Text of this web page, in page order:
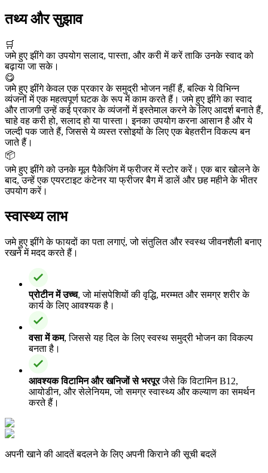
तथ्य और सुझाव
🛒
जमे हुए झींगे का उपयोग सलाद, पास्ता, और करी में करें ताकि उनके स्वाद को
बढ़ाया जा सके।
😋
जमे हुए झींगे केवल एक प्रकार के समुद्री भोजन नहीं हैं, बल्कि ये विभिन्न
व्यंजनों में एक महत्वपूर्ण घटक के रूप में काम करते हैं। जमे हुए झींगे का स्वाद
और ताजगी उन्हें कई प्रकार के व्यंजनों में इस्तेमाल करने के लिए आदर्श बनाते हैं,
चाहे वह करी हो, सलाद हो या पास्ता। इनका उपयोग करना आसान है और ये
जल्दी पक जाते हैं, जिससे ये व्यस्त रसोइयों के लिए एक बेहतरीन विकल्प बन
जाते हैं।
📦
जमे हुए झींगे को उनके मूल पैकेजिंग में फ्रीजर में स्टोर करें। एक बार खोलने के
बाद, उन्हें एक एयरटाइट कंटेनर या फ्रीजर बैग में डालें और छह महीने के भीतर
उपयोग करें।
स्वास्थ्य लाभ
जमे हुए झींगे के फायदों का पता लगाएं, जो संतुलित और स्वस्थ जीवनशैली बनाए
रखने में मदद करते हैं।
प्रोटीन में उच्च, जो मांसपेशियों की वृद्धि, मरम्मत और समग्र शरीर के
कार्य के लिए आवश्यक है।
वसा में कम, जिससे यह दिल के लिए स्वस्थ समुद्री भोजन का विकल्प
बनता है।
आवश्यक विटामिन और खनिजों से भरपूरजैसे कि विटामिन B12,
आयोडीन, और सेलेनियम, जो समग्र स्वास्थ्य और कल्याण का समर्थन
करते हैं।
अपनी खाने की आदतें बदलने के लिए अपनी किराने की सूची बदलें